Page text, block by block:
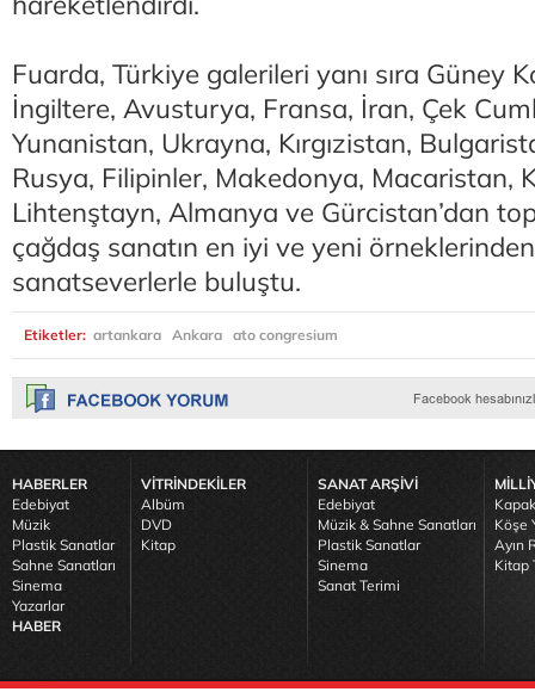
Fuarda, Türkiye galerileri yanı sıra Güney
İngiltere, Avusturya, Fransa, İran, Çek
Yunanistan, Ukrayna, Kırgızistan,
Rusya, Filipinler, Makedonya, Macaristan,
Lihtenştayn, Almanya ve Gürcistan’dan
çağdaş sanatın en iyi ve yeni
sanatseverlerle buluştu.
Etiketler: artankara Ankara ato congresium
HABERLER
Edebiyat
Müzik
Plastik Sanatlar
Sahne Sanatları
Sinema
Yazarlar
HABER
VİTRİNDEKİLER
Albüm
DVD
Kitap
SANAT ARŞİVİ
Edebiyat
Müzik & Sahne Sanatları
Plastik Sanatlar
Sinema
Sanat Terimi
Köşe
Ayın
Kitap